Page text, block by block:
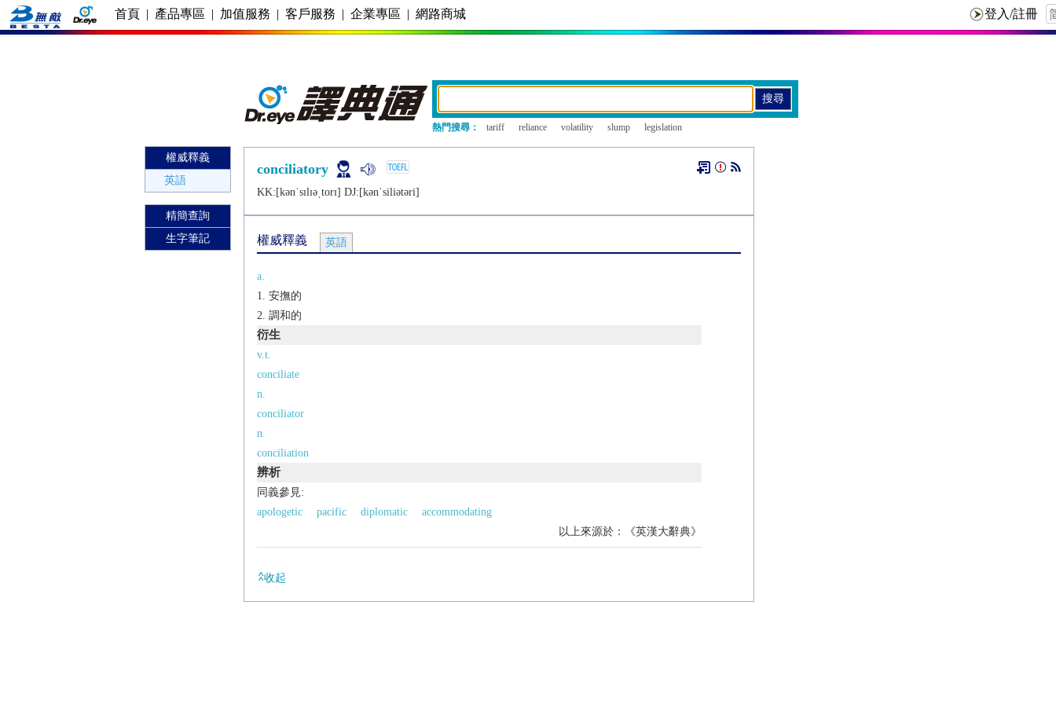
首頁 | 產品專區 | 加值服務 | 客戶服務 | 企業專區 | 網路商城
熱門搜尋： tariff reliance volatility slump legislation
權威釋義
英語
精簡查詢
生字筆記
conciliatory
KK:[kǝnˈsɪlɪǝˌtorɪ] DJ:[kǝnˈsiliǝtǝri]
權威釋義 英語
a.
安撫的
調和的
衍生
v.t.
conciliate
n.
conciliator
n.
conciliation
辨析
同義參見:
apologetic
pacific diplomatic
accommodating
以上來源於：《英漢大辭典》
收起